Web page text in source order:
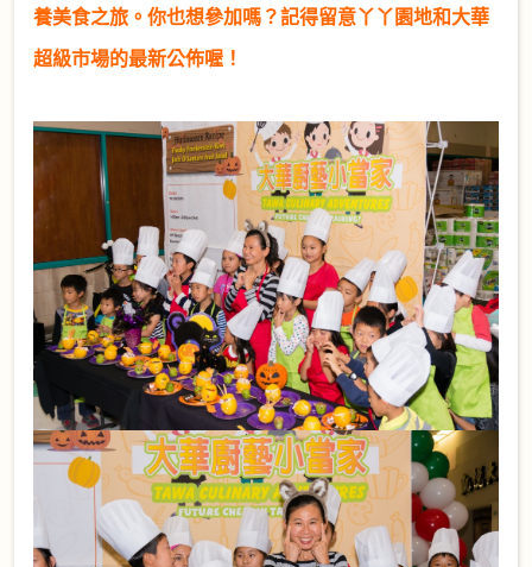
養美食之旅。你也想參加嗎？記得留意丫丫園地和大華
超級市場的最新公佈喔！